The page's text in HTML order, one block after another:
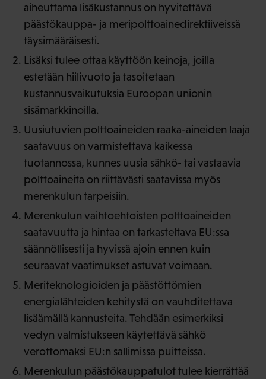
aiheuttama lisäkustannus on hyvitettävä
päästökauppa- ja meripolttoainedirektiiveissä
täysimääräisesti.
Lisäksi tulee ottaa käyttöön keinoja, joilla
estetään hiilivuoto ja tasoitetaan
kustannusvaikutuksia Euroopan unionin
sisämarkkinoilla.
Uusiutuvien polttoaineiden raaka-aineiden laaja
saatavuus on varmistettava kaikessa
tuotannossa, kunnes uusia sähkö- tai vastaavia
polttoaineita on riittävästi saatavissa myös
merenkulun tarpeisiin.
Merenkulun vaihtoehtoisten polttoaineiden
saatavuutta ja hintaa on tarkasteltava EU:ssa
säännöllisesti ja hyvissä ajoin ennen kuin
seuraavat vaatimukset astuvat voimaan.
Meriteknologioiden ja päästöttömien
energialähteiden kehitystä on vauhditettava
lisäämällä kannusteita. Tehdään esimerkiksi
vedyn valmistukseen käytettävä sähkö
verottomaksi EU:n sallimissa puitteissa.
Merenkulun päästökauppatulot tulee kierrättää